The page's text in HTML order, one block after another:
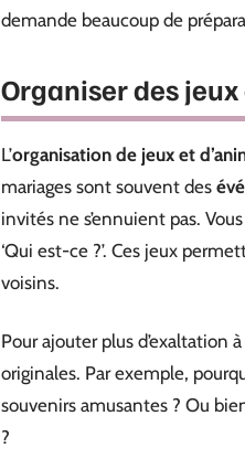
demande beaucoup de
Organiser des
L’organisation de jeux et
mariages sont souvent des
invités ne s’ennuient pas.
‘Qui est-ce ?’. Ces jeux
voisins.
Pour ajouter plus d’exaltation
originales. Par exemple,
souvenirs amusantes ? Ou
?